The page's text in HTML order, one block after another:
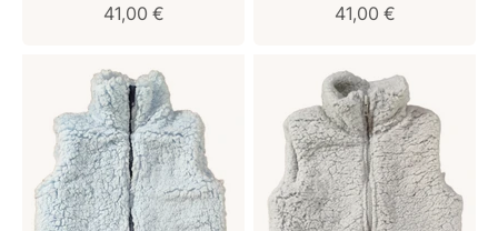
Verkaufspreis
41,00 €
Verkaufspreis
41,00 €